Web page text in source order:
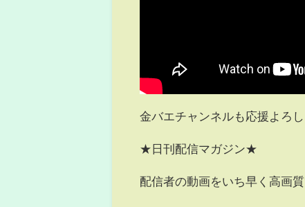
金バエチャンネルも応援よろし
★日刊配信マガジン★
配信者の動画をいち早く高画質